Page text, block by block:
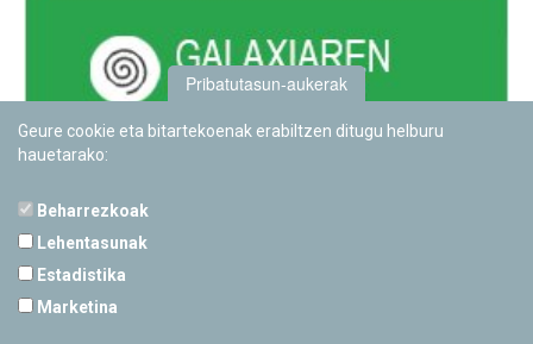
Pribatutasun-aukerak
Geure cookie eta bitartekoenak erabiltzen ditugu helburu
hauetarako:
Beharrezkoak
Lehentasunak
Estadistika
Marketina